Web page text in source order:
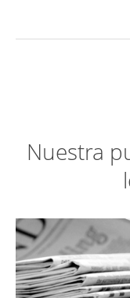
Nuestra